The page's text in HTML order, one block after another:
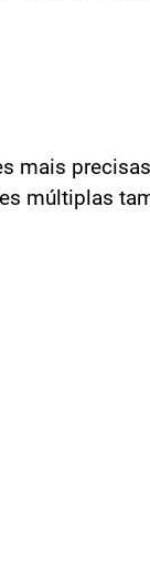
mais precisas
múltiplas